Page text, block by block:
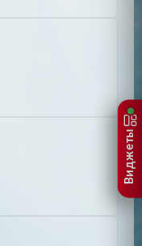
Виджеты